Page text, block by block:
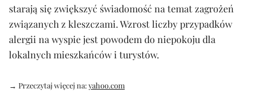
starają się zwiększyć świadomość na temat zagrożeń
związanych z kleszczami. Wzrost liczby przypadków
alergii na wyspie jest powodem do niepokoju dla
lokalnych mieszkańców i turystów.
→ Przeczytaj więcej na:yahoo.com